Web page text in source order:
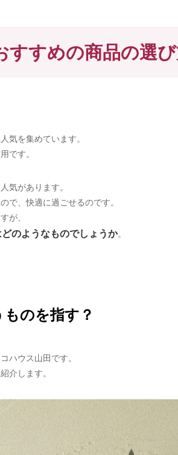
すすめの商品の選
気を集めています。
です。
気があります。
で、快適に過ごせるのです。
が、
のようなものでしょうか。
のを指す？
ハウス山田です。
介します。